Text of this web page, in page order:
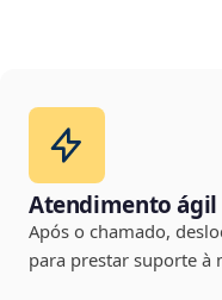
Atendimento ágil
Após o chamado,
para prestar suporte à